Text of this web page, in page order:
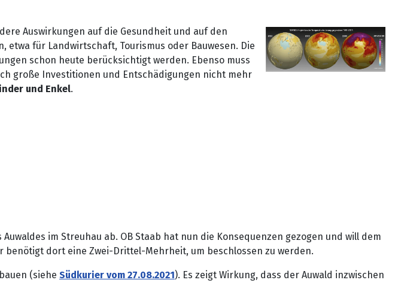
Auswirkungen auf die Gesundheit und auf den
etwa für Landwirtschaft, Tourismus oder Bauwesen. Die
schon heute berücksichtigt werden. Ebenso muss
große Investitionen und Entschädigungen nicht mehr
und Enkel.
im Streuhau ab. OB Staab hat nun die Konsequenzen gezogen und will dem
benötigt dort eine Zwei-Drittel-Mehrheit, um beschlossen zu werden.
(siehe Südkurier vom 27.08.2021). Es zeigt Wirkung, dass der Auwald inzwischen